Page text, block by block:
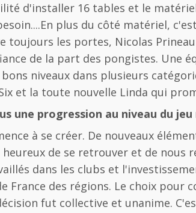
d'installer 16 tables et le
plus du côté matériel,
toujours les portes, Nicolas
de la part des pongistes. Une
niveaux dans plusieurs
et la toute nouvelle Linda qui
une progression au niveau du
à se créer. De nouveaux
de se retrouver et de nous
dans les clubs et
France des régions. Le choix
fut collective et unanime.